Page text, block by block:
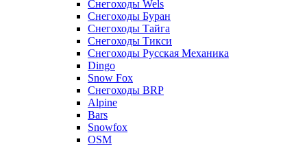
Снегоходы Wels
Снегоходы Буран
Снегоходы Тайга
Снегоходы Тикси
Снегоходы Русская Механика
Dingo
Snow Fox
Снегоходы BRP
Alpine
Bars
Snowfox
OSM